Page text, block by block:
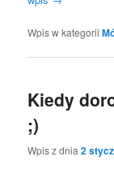
Wpis w kategorii
Kiedy
;)
Wpis z dnia2